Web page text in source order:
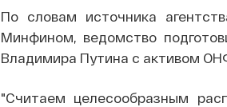
По словам источника
Минфином, ведомство
Владимира Путина с активом
"Считаем целесообразным